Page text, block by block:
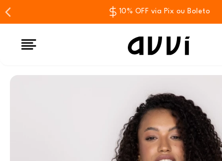
10% OFF via Pix ou Boleto